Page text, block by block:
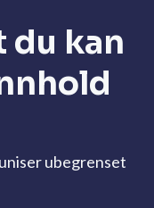
du kan
ubegrenset